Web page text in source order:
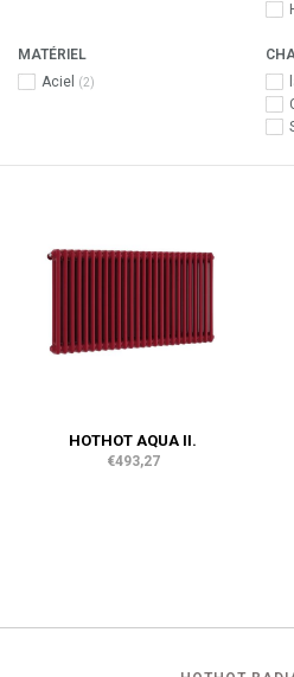
MATÉRIEL
Aciel
(2)
HOTHOT AQUA II.
€493,27